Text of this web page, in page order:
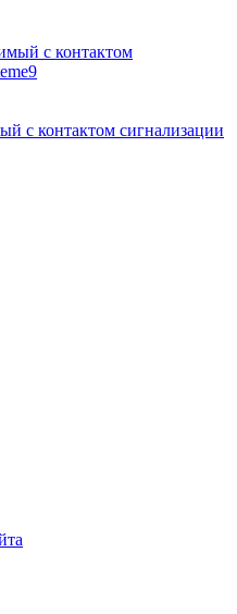
с контактом сигнализации